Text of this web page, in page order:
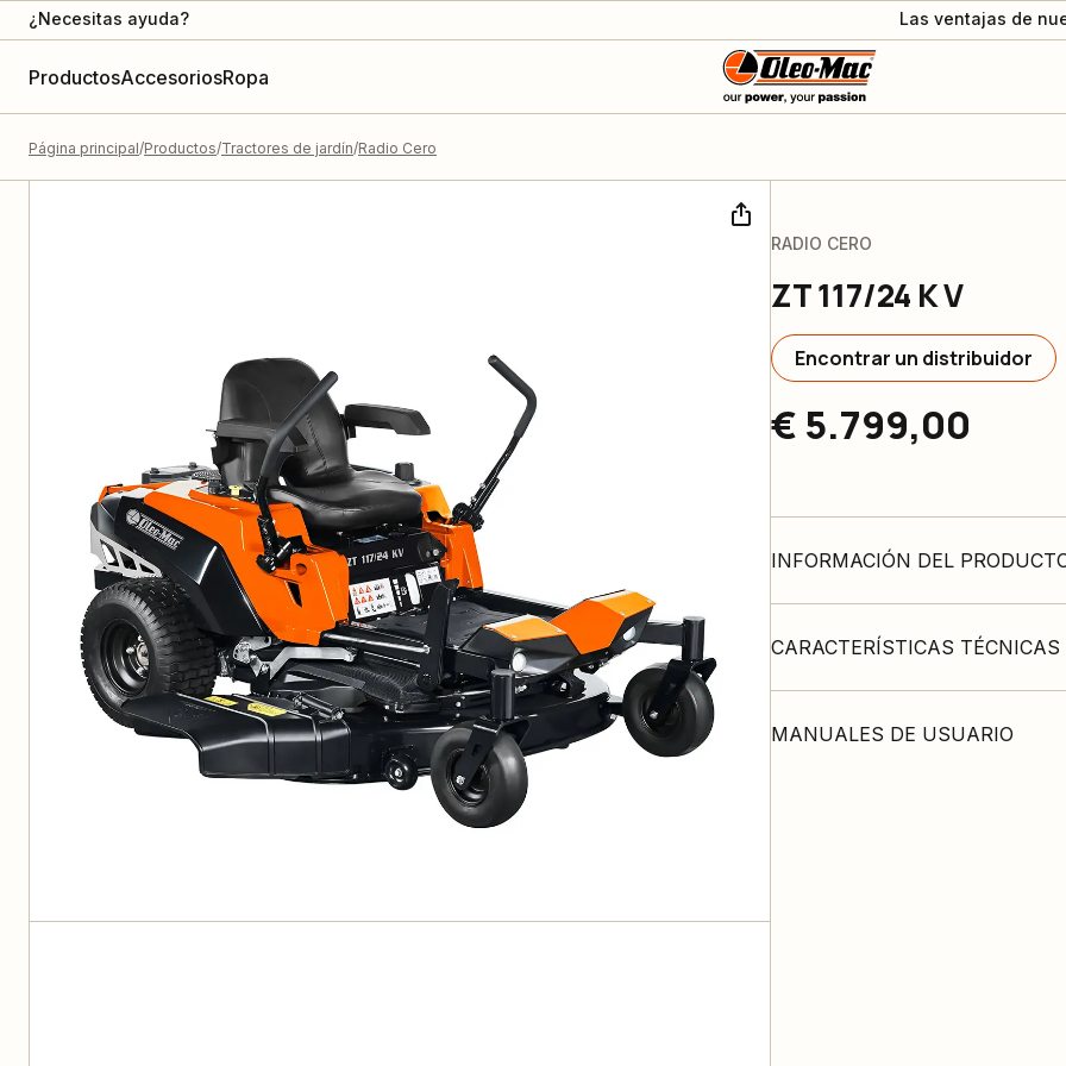
¿Necesitas ayuda? Las ventajas de
ProductosAccesoriosRopa
Página principal Productos Tractores de jardín Radio Cero
RADIO CERO
ZT 117/24 K V
Encontrar un distribuidor
€ 5.799,00
INFORMACIÓN DEL
CARACTERÍSTICAS TÉCNICAS
MANUALES DE USUARIO